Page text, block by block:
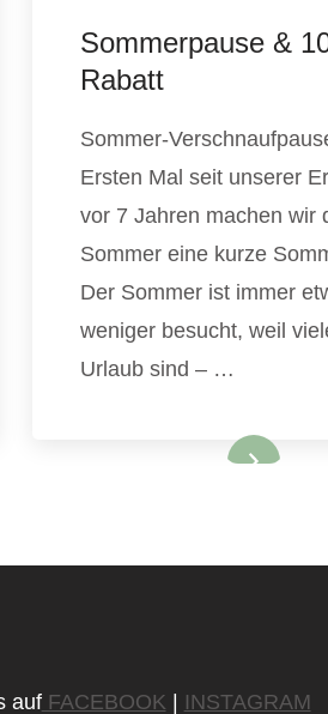
Sommerpause &
Rabatt
Sommer-
Ersten Mal seit unserer
vor 7 Jahren machen wir
Sommer eine kurze
Der Sommer ist immer
weniger besucht, weil
Urlaub sind – …
aufFACEBOOK INSTAGRAM